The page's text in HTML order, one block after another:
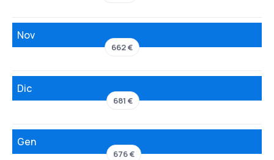
Nov
662 €
Dic
681 €
Gen
676 €